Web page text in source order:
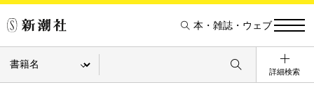
本・雑誌・ウェブ
詳細検索